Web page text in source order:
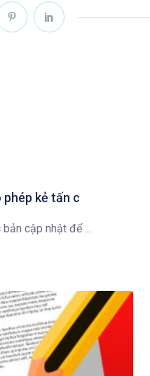
phép kẻ tấn c
cập nhật để ...